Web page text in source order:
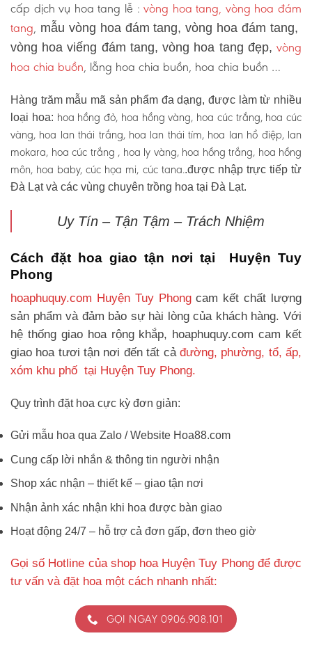
cấp dịch vụ hoa tang lễ :vòng hoa tang, vòng hoa đám
tang, mẫu vòng hoa đám tang, vòng hoa đám tang,
vòng hoa viếng đám tang, vòng hoa tang đẹp, vòng
hoa chia buồn, lẵng hoa chia buồn, hoa chia buồn …
Hàng trăm mẫu mã sản phẩm đa dạng, được làm từ nhiều
loại hoa: hoa hồng đỏ, hoa hồng vàng, hoa cúc trắng, hoa cúc
vàng, hoa lan thái trắng, hoa lan thái tím, hoa lan hồ điệp, lan
mokara, hoa cúc trắng , hoa ly vàng, hoa hồng trắng, hoa hồng
môn, hoa baby, cúc họa mi, cúc tana..được nhập trực tiếp từ
Đà Lạt và các vùng chuyên trồng hoa tại Đà Lạt.
Uy Tín – Tận Tậm – Trách Nhiệm
Cách đặt hoa giao tận nơi tại Huyện Tuy
Phong
hoaphuquy.com Huyện Tuy Phongcam kết chất lượng
sản phẩm và đảm bảo sự hài lòng của khách hàng. Với
hệ thống giao hoa rộng khắp, hoaphuquy.com cam kết
giao hoa tươi tận nơi đến tất cả đường, phường, tổ, ấp,
xóm khu phố tại Huyện Tuy Phong.
Quy trình đặt hoa cực kỳ đơn giản:
Gửi mẫu hoa qua Zalo / Website Hoa88.com
Cung cấp lời nhắn & thông tin người nhận
Shop xác nhận – thiết kế – giao tận nơi
Nhận ảnh xác nhận khi hoa được bàn giao
Hoạt động 24/7 – hỗ trợ cả đơn gấp, đơn theo giờ
Gọi số Hotline của shop hoa Huyện Tuy Phong để được
tư vấn và đặt hoa một cách nhanh nhất:
GỌI NGAY 0906.908.101